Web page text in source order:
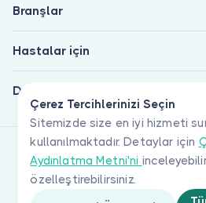
Çerez Tercihlerinizi Seçin
Sitemizde size en iyi hizmeti
kullanılmaktadır. Detaylar için
Aydınlatma Metni'ni
özelleştirebilirsiniz.
Branşlar
Hastalar için
Doktorlar için